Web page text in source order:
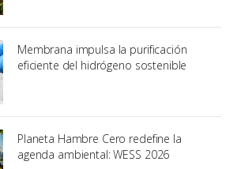
Membrana impulsa la purificación
eficiente del hidrógeno sostenible
Planeta Hambre Cero redefine la
agenda ambiental: WESS 2026